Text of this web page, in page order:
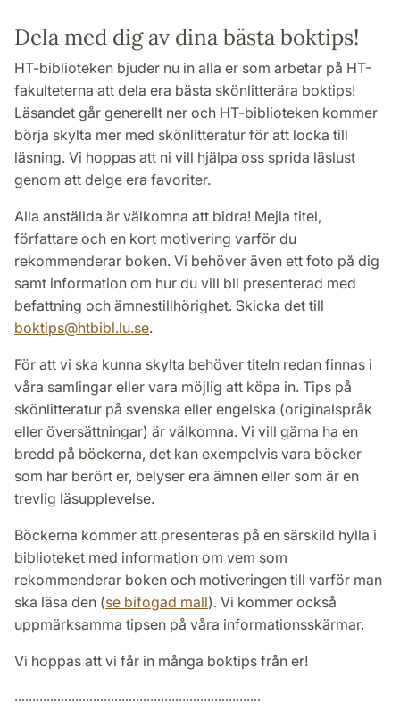
Dela med dig av dina bästa boktips!
HT-biblioteken bjuder nu in alla er som arbetar på HT-
fakulteterna att dela era bästa skönlitterära boktips!
Läsandet går generellt ner och HT-biblioteken kommer
börja skylta mer med skönlitteratur för att locka till
läsning. Vi hoppas att ni vill hjälpa oss sprida läslust
genom att delge era favoriter.
Alla anställda är välkomna att bidra! Mejla titel,
författare och en kort motivering varför du
rekommenderar boken. Vi behöver även ett foto på dig
samt information om hur du vill bli presenterad med
befattning och ämnestillhörighet. Skicka det till
boktips@htbibl.lu.se.
För att vi ska kunna skylta behöver titeln redan finnas i
våra samlingar eller vara möjlig att köpa in. Tips på
skönlitteratur på svenska eller engelska (originalspråk
eller översättningar) är välkomna. Vi vill gärna ha en
bredd på böckerna, det kan exempelvis vara böcker
som har berört er, belyser era ämnen eller som är en
trevlig läsupplevelse.
Böckerna kommer att presenteras på en särskild hylla i
biblioteket med information om vem som
rekommenderar boken och motiveringen till varför man
ska läsa den (se bifogad mall). Vi kommer också
uppmärksamma tipsen på våra informationsskärmar.
Vi hoppas att vi får in många boktips från er!
.....................................................................